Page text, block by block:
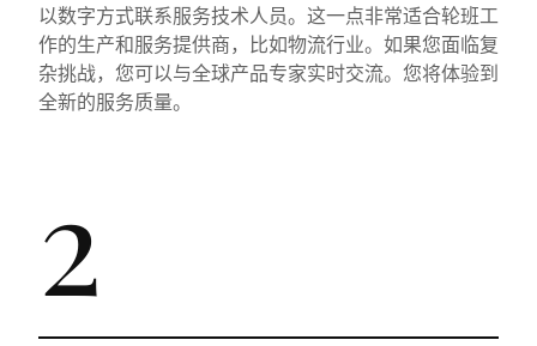
以数字方式联系服务技术人员。这一点非常适合轮班工
作的生产和服务提供商，比如物流行业。如果您面临复
杂挑战，您可以与全球产品专家实时交流。您将体验到
全新的服务质量。
2